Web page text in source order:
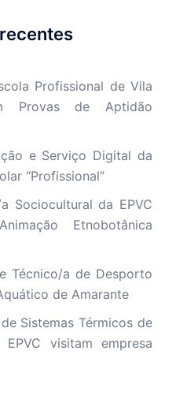
Profissional de Vila
Provas de Aptidão
e Serviço Digital da
“Profissional”
Sociocultural da EPVC
Etnobotânica
Técnico/a de Desporto
de Amarante
Sistemas Térmicos de
visitam empresa